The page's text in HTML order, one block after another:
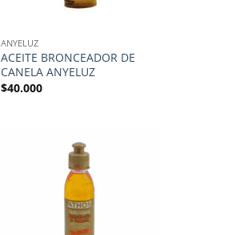
ANYELUZ
ACEITE BRONCEADOR DE
CANELA ANYELUZ
$40.000